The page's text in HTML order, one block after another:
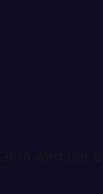
wird um